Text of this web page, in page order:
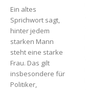
Ein altes
Sprichwort sagt,
hinter jedem
starken Mann
steht eine starke
Frau. Das gilt
insbesondere für
Politiker,